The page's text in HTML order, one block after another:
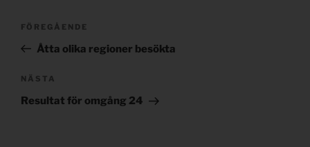
Post
navigation
Föregående
inlägg
FÖREGÅENDE
Åtta olika regioner besökta
Nästa
inlägg
NÄSTA
Resultat för omgång 24